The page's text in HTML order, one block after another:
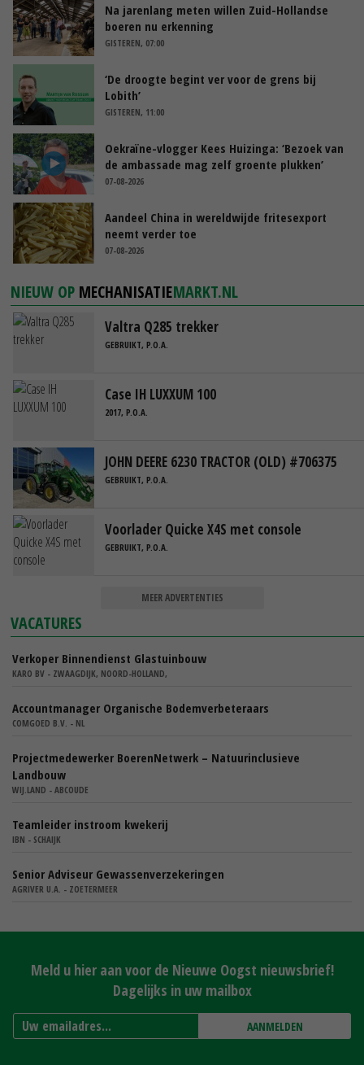
Na jarenlang meten willen Zuid-Hollandse
boeren nu erkenning
GISTEREN, 07:00
‘De droogte begint ver voor de grens bij
Lobith’
GISTEREN, 11:00
Oekraïne-vlogger Kees Huizinga: ‘Bezoek van
de ambassade mag zelf groente plukken’
07-08-2026
Aandeel China in wereldwijde fritesexport
neemt verder toe
07-08-2026
NIEUW OP MECHANISATIEMARKT.NL
Valtra Q285 trekker
GEBRUIKT, P.O.A.
Case IH LUXXUM 100
2017, P.O.A.
JOHN DEERE 6230 TRACTOR (OLD) #706375
GEBRUIKT, P.O.A.
Voorlader Quicke X4S met console
GEBRUIKT, P.O.A.
MEER ADVERTENTIES
VACATURES
Verkoper Binnendienst Glastuinbouw
KARO BV - ZWAAGDIJK, NOORD-HOLLAND,
Accountmanager Organische Bodemverbeteraars
COMGOED B.V. - NL
Projectmedewerker BoerenNetwerk – Natuurinclusieve
Landbouw
WIJ.LAND - ABCOUDE
Teamleider instroom kwekerij
IBN - SCHAIJK
Senior Adviseur Gewassenverzekeringen
AGRIVER U.A. - ZOETERMEER
Meld u hier aan voor de Nieuwe Oogst nieuwsbrief!
Dagelijks in uw mailbox
AANMELDEN